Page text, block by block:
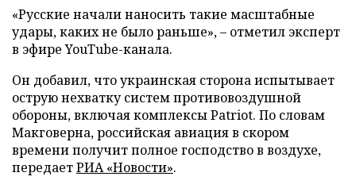
«Русские начали наносить такие масштабные
удары, каких не было раньше», – отметил эксперт
в эфире YouTube-канала.
Он добавил, что украинская сторона испытывает
острую нехватку систем противовоздушной
обороны, включая комплексы Patriot. По словам
Макговерна, российская авиация в скором
времени получит полное господство в воздухе,
передаетРИА «Новости».